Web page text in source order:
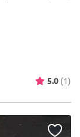
5.0 (1)